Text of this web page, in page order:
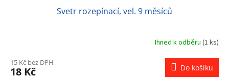
Svetr rozepínací, vel. 9 měsíců
Ihned k odběru (1 ks)
15 Kč bez DPH
18 Kč Do košíku